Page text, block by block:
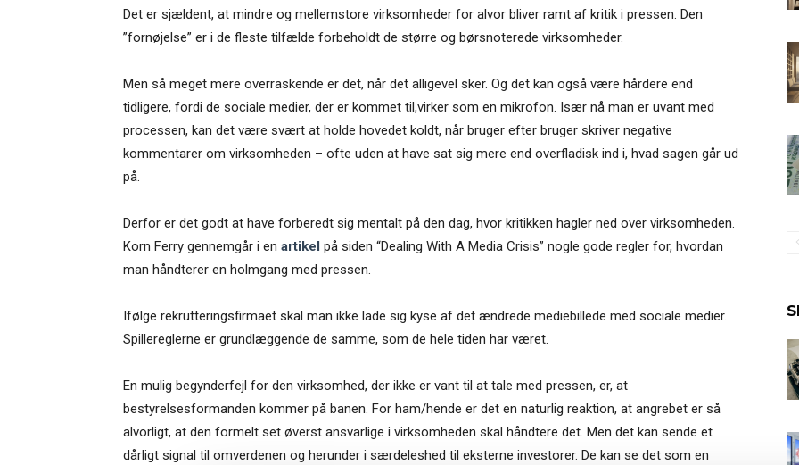
Det er sjældent, at mindre og mellemstore virksomheder for alvor bliver ramt af kritik i pressen. Den
”fornøjelse” er i de fleste tilfælde forbeholdt de større og børsnoterede virksomheder.
Men så meget mere overraskende er det, når det alligevel sker. Og det kan også være hårdere end
tidligere, fordi de sociale medier, der er kommet til,virker som en mikrofon. Især nå man er uvant med
processen, kan det være svært at holde hovedet koldt, når bruger efter bruger skriver negative
kommentarer om virksomheden – ofte uden at have sat sig mere end overfladisk ind i, hvad sagen går ud
på.
Derfor er det godt at have forberedt sig mentalt på den dag, hvor kritikken hagler ned over virksomheden.
Korn Ferry gennemgår i en artikel på siden “Dealing With A Media Crisis” nogle gode regler for, hvordan
man håndterer en holmgang med pressen.
Ifølge rekrutteringsfirmaet skal man ikke lade sig kyse af det ændrede mediebillede med sociale medier.
Spillereglerne er grundlæggende de samme, som de hele tiden har været.
En mulig begynderfejl for den virksomhed, der ikke er vant til at tale med pressen, er, at
bestyrelsesformanden kommer på banen. For ham/hende er det en naturlig reaktion, at angrebet er så
alvorligt, at den formelt set øverst ansvarlige i virksomheden skal håndtere det. Men det kan sende et
dårligt signal til omverdenen og herunder i særdeleshed til eksterne investorer. De kan se det som en